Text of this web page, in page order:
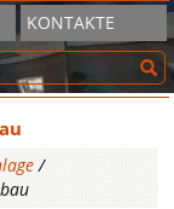
KONTAKTE
/